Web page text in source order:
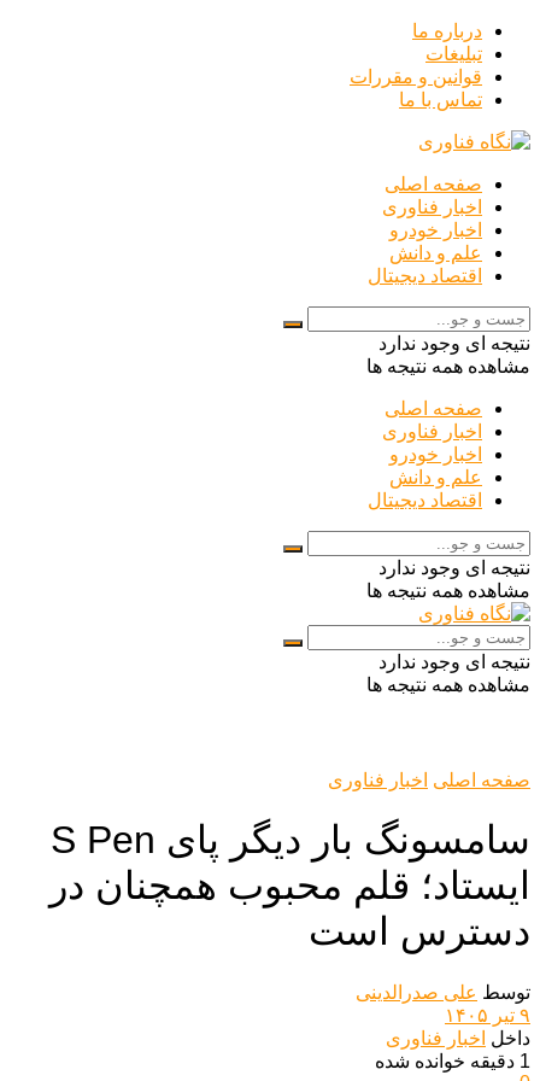
درباره ما
تبلیغات
قوانین و مقررات
تماس با ما
صفحه اصلی
اخبار فناوری
اخبار خودرو
علم و دانش
اقتصاد دیجیتال
نتیجه ای وجود ندارد
مشاهده همه نتیجه ها
صفحه اصلی
اخبار فناوری
اخبار خودرو
علم و دانش
اقتصاد دیجیتال
نتیجه ای وجود ندارد
مشاهده همه نتیجه ها
نتیجه ای وجود ندارد
مشاهده همه نتیجه ها
صفحه اصلی اخبار فناوری
سامسونگ بار دیگر پای S Pen
ایستاد؛ قلم محبوب همچنان در
دسترس است
توسط علی صدرالدینی
۹ تیر ۱۴۰۵
داخل اخبار فناوری
1 دقیقه خوانده شده